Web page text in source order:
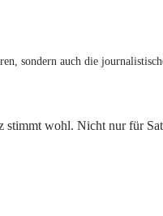
sondern auch die
stimmt wohl. Nicht nur für